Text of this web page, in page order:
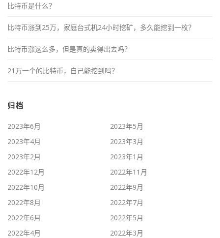
比特币是什么？
比特币涨到25万，家庭台式机24小时挖矿，多久能挖到一枚？
比特币涨这么多，但是真的卖得出去吗？
21万一个的比特币，自己能挖到吗？
归档
2023年6月
2023年5月
2023年4月
2023年3月
2023年2月
2023年1月
2022年12月
2022年11月
2022年10月
2022年9月
2022年8月
2022年7月
2022年6月
2022年5月
2022年4月
2022年3月